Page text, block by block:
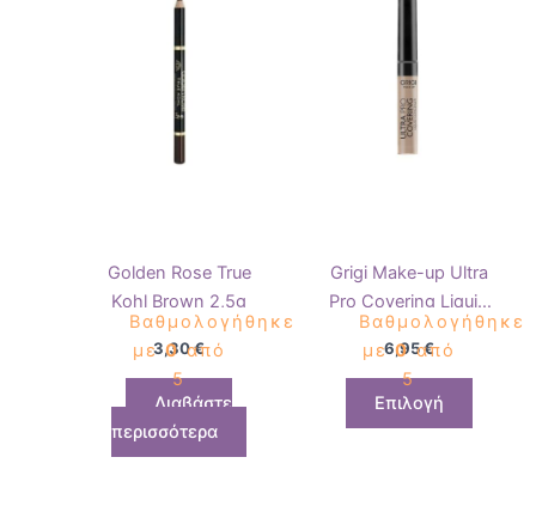
Golden Rose True
Kohl Brown 2,5g
Βαθμολογήθηκε
με0από
5
3,30€
Διαβάστε
περισσότερα
Grigi Make-up Ultra
Pro Covering Liquid
Concealer 7ml
Βαθμολογήθηκε
με0από
5
6,95€
Επιλογή
σελίδα
του